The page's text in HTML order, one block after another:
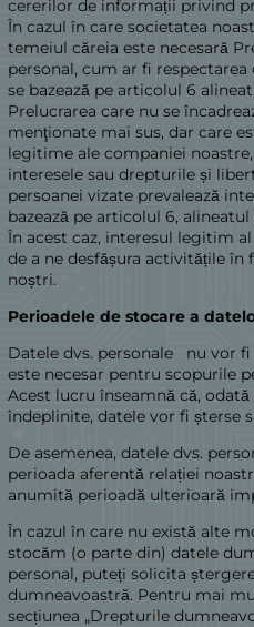
cererilor de informații privind
În cazul în care societatea
temeiul căreia este necesară
personal, cum ar fi
se bazează pe articolul 6
Prelucrarea care nu se
menţionate mai sus, dar care
legitime ale companiei
interesele sau drepturile și
persoanei vizate prevalează
bazează pe articolul 6,
În acest caz, interesul legitim
de a ne desfășura activitățile
noștri.
Perioadele de stocare a
Datele dvs. personale nu vor
este necesar pentru scopurile
Acest lucru înseamnă că,
îndeplinite, datele vor fi șterse
De asemenea, datele dvs.
perioada aferentă relației
anumită perioadă ulterioară
În cazul în care nu există alte
stocăm (o parte din) datele
personal, puteți solicita
dumneavoastră. Pentru mai
secțiunea „Drepturile